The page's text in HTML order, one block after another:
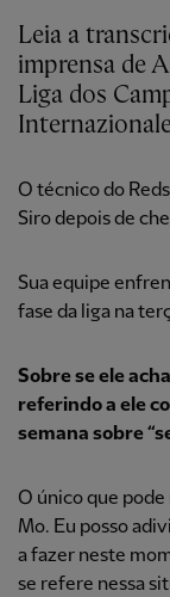
Leia a
imprensa de
Liga dos
O técnico do
Siro depois de
Sua equipe
fase da liga na
Sobre se ele
referindo a ele
semana sobre
O único que
Mo. Eu posso
a fazer neste
se refere nessa